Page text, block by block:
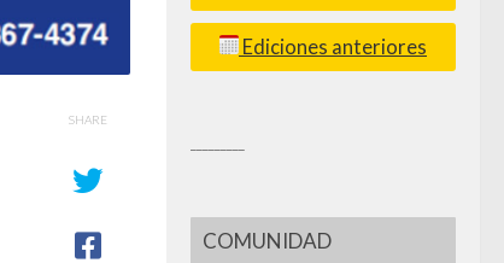
SHARE
Ediciones anteriores
COMUNIDAD